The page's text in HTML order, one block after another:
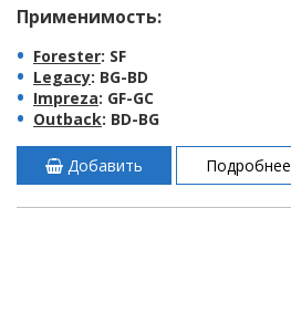
Применимость:
Forester: SF
Legacy: BG-BD
Impreza: GF-GC
Outback: BD-BG
Добавить Подробнее